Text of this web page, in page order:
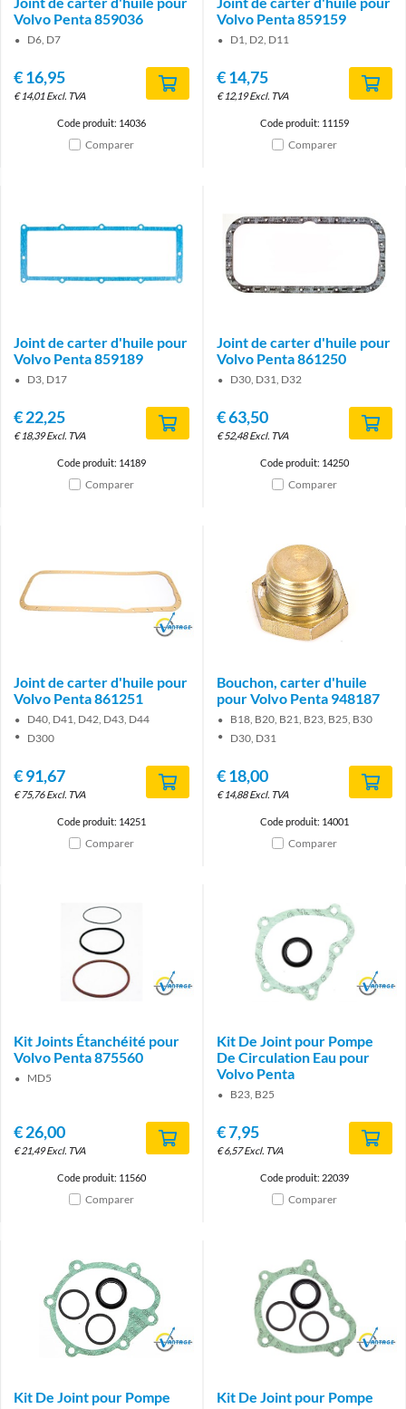
Volvo Penta 859036
D6, D7
€16,95
€14,01 Excl. TVA
Code produit: 14036
Comparer
Volvo Penta 859159
D1, D2, D11
€14,75
€12,19 Excl. TVA
Code produit: 11159
Comparer
Joint de carter d'huile pour
Volvo Penta 859189
D3, D17
€22,25
€18,39 Excl. TVA
Code produit: 14189
Comparer
Joint de carter d'huile pour
Volvo Penta 861250
D30, D31, D32
€63,50
€52,48 Excl. TVA
Code produit: 14250
Comparer
Brand
Joint de carter d'huile pour
Volvo Penta 861251
D40, D41, D42, D43, D44
D300
€91,67
€75,76 Excl. TVA
Code produit: 14251
Comparer
Bouchon, carter d'huile
pour Volvo Penta 948187
B18, B20, B21, B23, B25, B30
D30, D31
€18,00
€14,88 Excl. TVA
Code produit: 14001
Comparer
Brand
Kit Joints Étanchéité pour
Volvo Penta 875560
MD5
€26,00
€21,49 Excl. TVA
Code produit: 11560
Comparer
Brand
Kit De Joint pour Pompe
De Circulation Eau pour
Volvo Penta
B23, B25
€7,95
€6,57 Excl. TVA
Code produit: 22039
Comparer
Brand
Kit De Joint pour Pompe
Brand
Kit De Joint pour Pompe